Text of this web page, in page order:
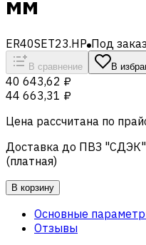
мм
ER40SET23.HP Под заказ
В сравнение В
40 643,62 ₽
44 663,31 ₽
Цена рассчитана по
Доставка до ПВЗ
(платная)
В корзину
Основные
Отзывы